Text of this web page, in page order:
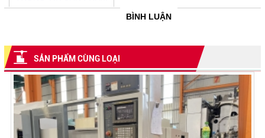
BÌNH LUẬN
SẢN PHẨM CÙNG LOẠI